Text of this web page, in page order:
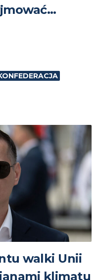
walki Unii
klimatu